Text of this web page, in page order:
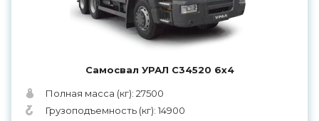
Самосвал УРАЛ С34520 6х4
Полная масса (кг): 27500
Грузоподъемность (кг): 14900